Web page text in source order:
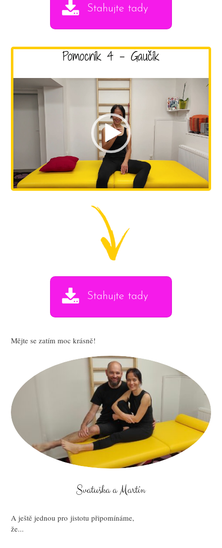
Stahujte tady
Pomocník 4 - Gaučík
Video
přehrávač
Stahujte tady
Mějte se zatím moc krásně!
Svatuška a Martin
A ještě jednou pro jistotu připomínáme,
že...